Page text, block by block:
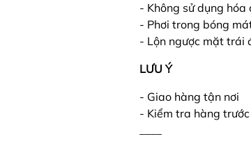
- Không sử dụng
- Phơi trong bóng
- Lộn ngược mặt trái
LƯU Ý
- Giao hàng tận nơi
- Kiểm tra hàng